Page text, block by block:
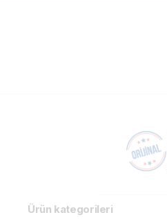
Ürün kategorileri